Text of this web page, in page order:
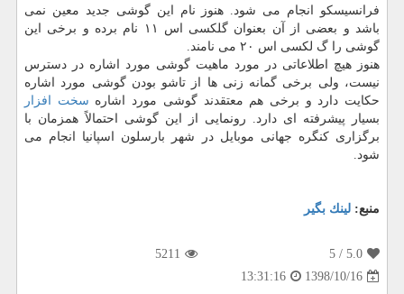
فرانسیسكو انجام می شود. هنوز نام این گوشی جدید معین نمی
باشد و بعضی از آن بعنوان گلكسی اس ۱۱ نام برده و برخی این
گوشی را گ لكسی اس ۲۰ می نامند.
هنوز هیچ اطلاعاتی در مورد ماهیت گوشی مورد اشاره در دسترس
نیست، ولی برخی گمانه زنی ها از تاشو بودن گوشی مورد اشاره
حكایت دارد و برخی هم معتقدند گوشی مورد اشاره سخت افزار
بسیار پیشرفته ای دارد. رونمایی از این گوشی احتمالاً همزمان با
برگزاری كنگره جهانی موبایل در شهر بارسلون اسپانیا انجام می
شود.
منبع: لینك بگیر
5.0
/ 5
5211
1398/10/16
13:31:16